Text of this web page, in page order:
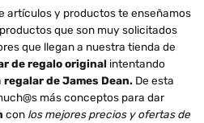
artículos y productos te enseñamos
que son muy solicitados
que llegan a nuestra tienda de
de regalo original intentando
regalar de James Dean. De esta
más conceptos para dar
con los mejores precios y ofertas de